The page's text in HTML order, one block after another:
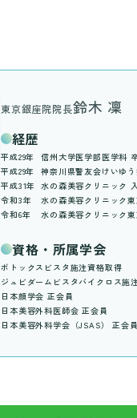
東京銀座院院長鈴木 凜
経歴
平成29年
信州大学医学部医学科
平成29年
神奈川県警友会けいゆ
平成31年
水の森美容クリニック
令和3年
水の森美容クリニック
令和6年
水の森美容クリニック
資格・所属学会
ボトックスビスタ施注資格取得
ジュビダームビスタバイクロス施
日本顔学会 正会員
日本美容外科医師会 正会員
日本美容外科学会（JSAS） 正会員